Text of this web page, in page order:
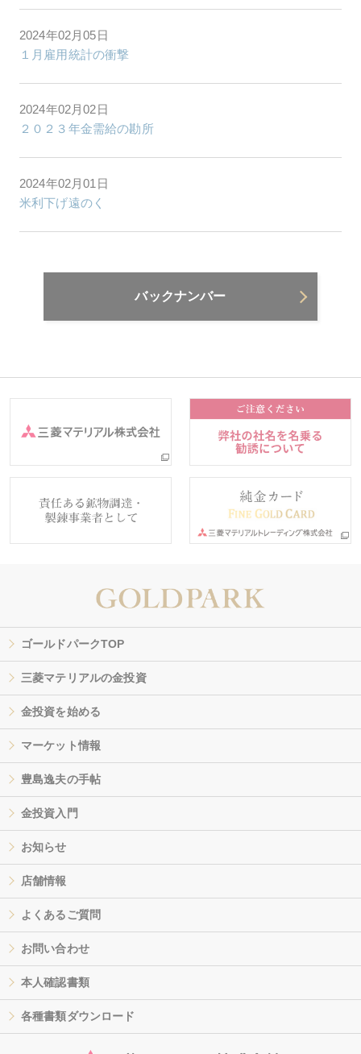
2024年02月05日
１月雇用統計の衝撃
2024年02月02日
２０２３年金需給の勘所
2024年02月01日
米利下げ遠のく
バックナンバー
ゴールドパークTOP
三菱マテリアルの金投資
金投資を始める
マーケット情報
豊島逸夫の手帖
金投資入門
お知らせ
店舗情報
よくあるご質問
お問い合わせ
本人確認書類
各種書類ダウンロード